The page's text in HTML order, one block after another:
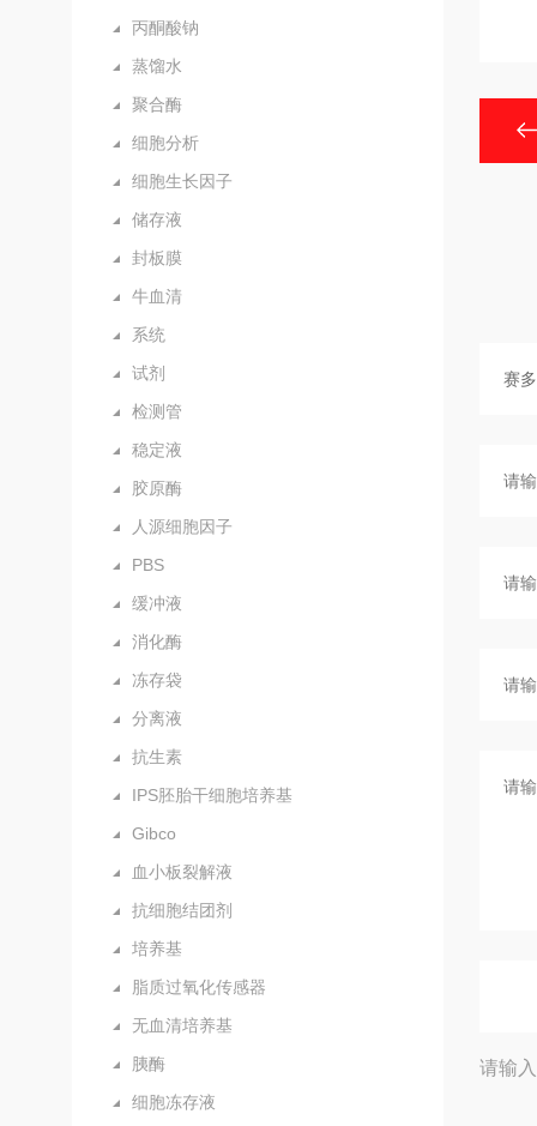
丙酮酸钠
蒸馏水
聚合酶
细胞分析
细胞生长因子
储存液
封板膜
牛血清
系统
试剂
检测管
稳定液
胶原酶
人源细胞因子
PBS
缓冲液
消化酶
冻存袋
分离液
抗生素
IPS胚胎干细胞培养基
Gibco
血小板裂解液
抗细胞结团剂
培养基
脂质过氧化传感器
无血清培养基
胰酶
细胞冻存液
请输